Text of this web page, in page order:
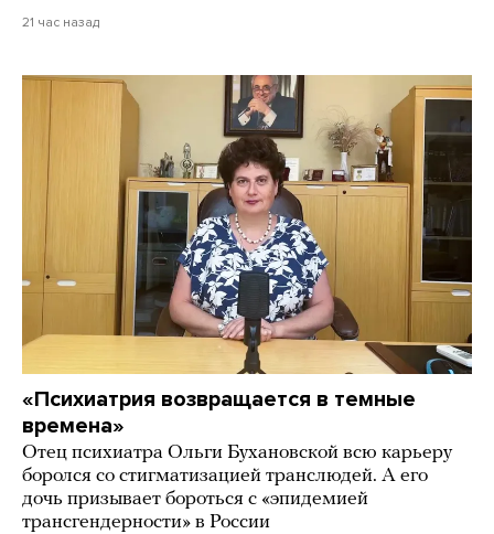
21 час назад
«Психиатрия возвращается в темные
времена»
Отец психиатра Ольги Бухановской всю карьеру
боролся со стигматизацией транслюдей. А его
дочь призывает бороться с «эпидемией
трансгендерности» в России